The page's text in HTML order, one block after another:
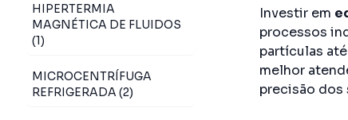
Investir em
processos
partículas
melhor
precisão dos
HIPERTERMIA
MAGNÉTICA DE FLUIDOS
(1)
MICROCENTRÍFUGA
REFRIGERADA (2)